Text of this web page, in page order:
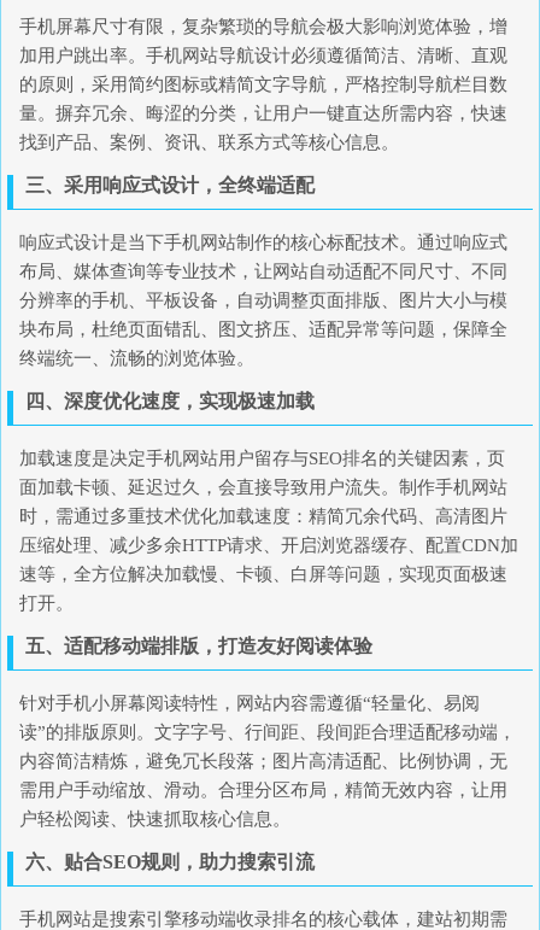
手机屏幕尺寸有限，复杂繁琐的导航会极大影响浏览体验，增
加用户跳出率。手机网站导航设计必须遵循简洁、清晰、直观
的原则，采用简约图标或精简文字导航，严格控制导航栏目数
量。摒弃冗余、晦涩的分类，让用户一键直达所需内容，快速
找到产品、案例、资讯、联系方式等核心信息。
三、采用响应式设计，全终端适配
响应式设计是当下手机网站制作的核心标配技术。通过响应式
布局、媒体查询等专业技术，让网站自动适配不同尺寸、不同
分辨率的手机、平板设备，自动调整页面排版、图片大小与模
块布局，杜绝页面错乱、图文挤压、适配异常等问题，保障全
终端统一、流畅的浏览体验。
四、深度优化速度，实现极速加载
加载速度是决定手机网站用户留存与SEO排名的关键因素，页
面加载卡顿、延迟过久，会直接导致用户流失。制作手机网站
时，需通过多重技术优化加载速度：精简冗余代码、高清图片
压缩处理、减少多余HTTP请求、开启浏览器缓存、配置CDN加
速等，全方位解决加载慢、卡顿、白屏等问题，实现页面极速
打开。
五、适配移动端排版，打造友好阅读体验
针对手机小屏幕阅读特性，网站内容需遵循“轻量化、易阅
读”的排版原则。文字字号、行间距、段间距合理适配移动端，
内容简洁精炼，避免冗长段落；图片高清适配、比例协调，无
需用户手动缩放、滑动。合理分区布局，精简无效内容，让用
户轻松阅读、快速抓取核心信息。
六、贴合SEO规则，助力搜索引流
手机网站是搜索引擎移动端收录排名的核心载体，建站初期需